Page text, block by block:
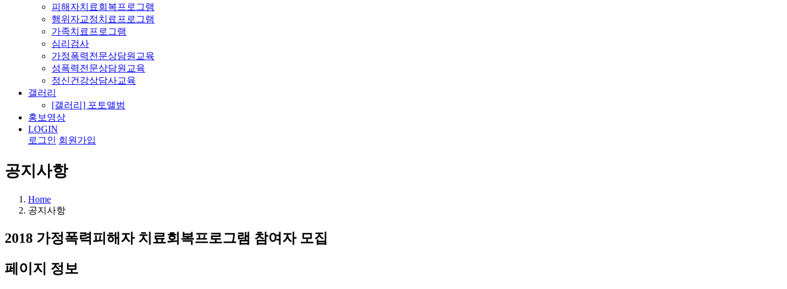
피해자치료회복프로그램
행위자교정치료프로그램
가족치료프로그램
심리검사
가정폭력전문상담원교육
성폭력전문상담원교육
정신건강상담사교육
갤러리
[갤러리] 포토앨범
홍보영상
LOGIN
로그인 회원가입
공지사항
Home
공지사항
2018 가정폭력피해자 치료회복프로그램 참여자 모집
페이지 정보